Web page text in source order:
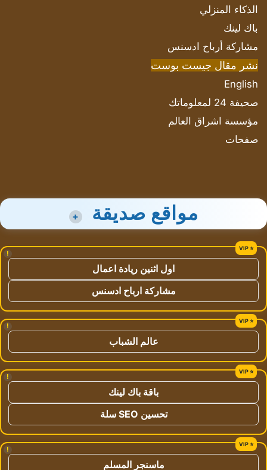
الذكاء المنزلي
باك لينك
مشاركة أرباح ادسنس
نشر مقال جيست بوست
English
صحيفة 24 لمعلوماتك
مؤسسة اشراق العالم
صفحات
مواقع صديقة +
!
اول اثنين ريادة اعمال
مشاركة ارباح ادسنس
!
عالم الشباب
!
باقة باك لينك
تحسين SEO سلة
!
ماسنجر المسلم